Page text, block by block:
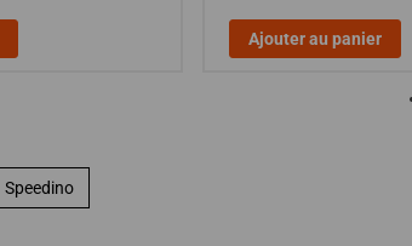
Ajouter au panier
Speedino